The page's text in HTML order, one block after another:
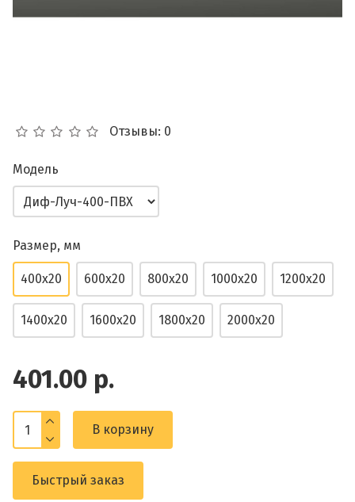
Отзывы: 0
401.00 р.
Модель
Размер, мм
400x20 600x20 800x20 1000x20 1200x20
1400x20 1600x20 1800x20 2000x20
В корзину
Быстрый заказ